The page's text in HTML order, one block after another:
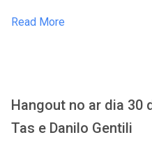
Read More
Hangout no ar dia 30
Tas e Danilo Gentili